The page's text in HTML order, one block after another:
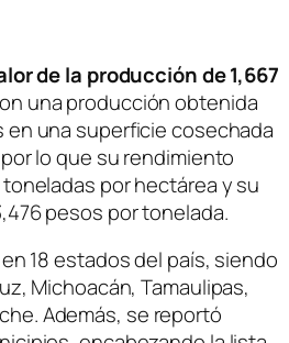
de la producción de 1,667
una producción obtenida
en una superficie cosechada
lo que su rendimiento
por hectárea y su
pesos por tonelada.
18 estados del país, siendo
Michoacán, Tamaulipas,
Además, se reportó